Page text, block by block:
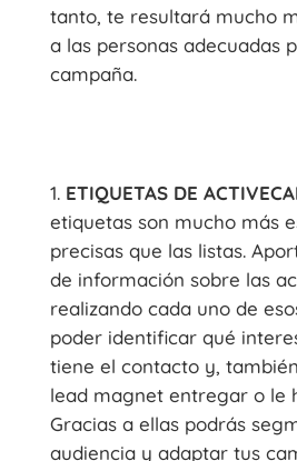
tanto, te resultará mucho
a las personas adecuadas
campaña.
ETIQUETAS DE
etiquetas son mucho más
precisas que las listas.
de información sobre las
realizando cada uno de
poder identificar qué
tiene el contacto y,
lead magnet entregar o le
Gracias a ellas podrás
audiencia y adaptar tus